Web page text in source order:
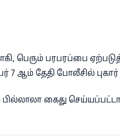
பெரும் பரபரப்பை
7 ஆம் தேதி போலீசில்
கைது